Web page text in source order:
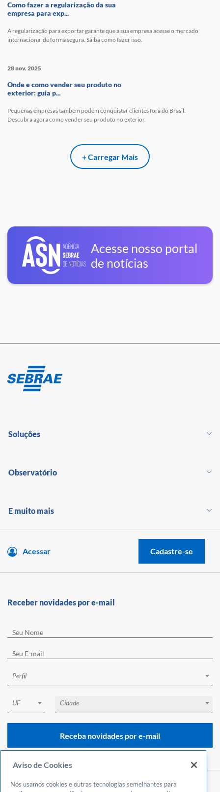
Como fazer a regularização da sua
empresa para exp...
A regularização para exportar garante que a sua empresa acesse o mercado
internacional de forma segura. Saiba como fazer isso.
28 nov. 2025
Onde e como vender seu produto no
exterior: guia p...
Pequenas empresas também podem conquistar clientes fora do Brasil.
Descubra agora como vender seu produto no exterior.
+ Carregar Mais
Acesse nosso portal
de notícias
Soluções
Observatório
E muito mais
Acessar Cadastre-se
Receber novidades por e-mail
Perfil
UF Cidade
Receba novidades por e-mail
Aviso de Cookies
Nós usamos cookies e outras tecnologias semelhantes para